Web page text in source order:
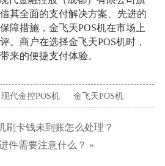
其全面的支付解决方案、先进的
障措施，金飞天POS机在市场上
。商户在选择金飞天POS机时，
来的便捷支付体验。
现代金控POS机 金飞天POS机
刷卡钱未到账怎么处理？
件需要注意什么？ »